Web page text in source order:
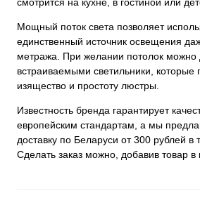
Мощный поток света позволяет
единственный источник освещения
метража. При желании потолок можно
встраиваемыми светильники, которые
изящество и простоту люстры.
Известность бренда гарантирует
европейским стандартам, а мы
доставку по Беларуси от 300 рублей в
Сделать заказ можно, добавив товар в